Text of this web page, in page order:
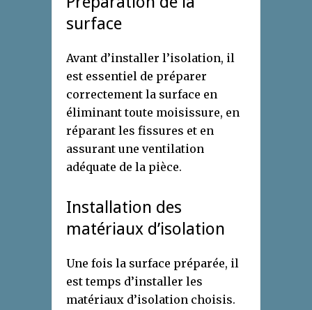
surface
Avant d’installer l’isolation, il
est essentiel de préparer
correctement la surface en
éliminant toute moisissure, en
réparant les fissures et en
assurant une ventilation
adéquate de la pièce.
Installation des
matériaux d’isolation
Une fois la surface préparée, il
est temps d’installer les
matériaux d’isolation choisis.